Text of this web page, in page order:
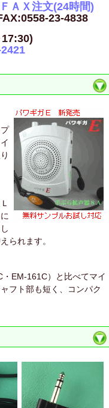
ＡＸ注文(24時間)
23-4838
られます。
EM-161C）と比べてマイ
フト部も短く、コンパク